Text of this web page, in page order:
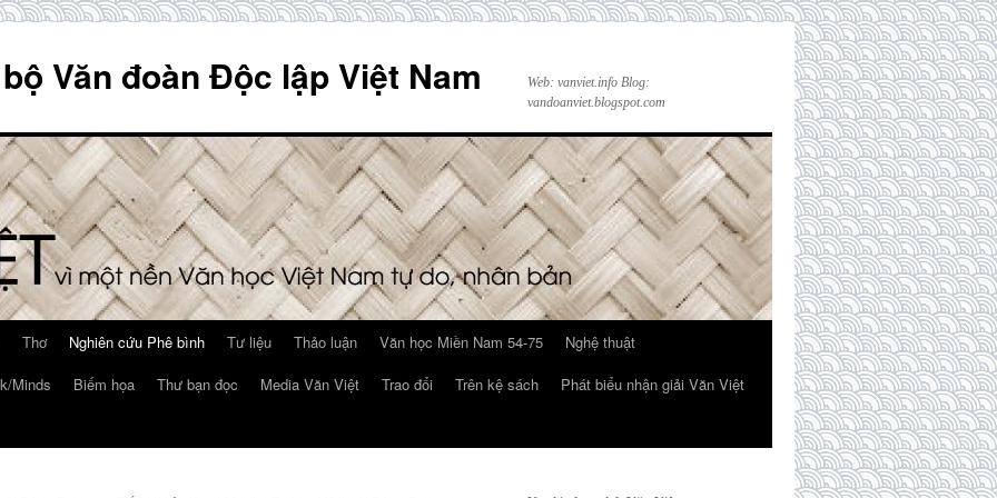
Văn đoàn Độc lập Việt Nam
Web: vanviet.info Blog:
vandoanviet.blogspot.com
Thơ Nghiên cứu Phê bình Tư liệu Thảo luận Văn học Miền Nam 54-75
Nghệ thuật
Minds Biếm họa Thư bạn đọc Media Văn Việt Trao đổi Trên kệ sách
Phát biểu nhận giải Văn Việt